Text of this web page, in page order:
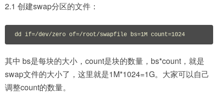
2.1 创建swap分区的文件：
dd if=/dev/zero of=/root/swapfile bs=1M count=1024
其中 bs是每块的大小，count是块的数量，bs*count，就是
swap文件的大小了，这里就是1M*1024=1G。大家可以自己
调整count的数量。